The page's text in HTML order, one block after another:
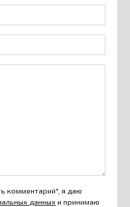
комментарий", я даю
данных и принимаю